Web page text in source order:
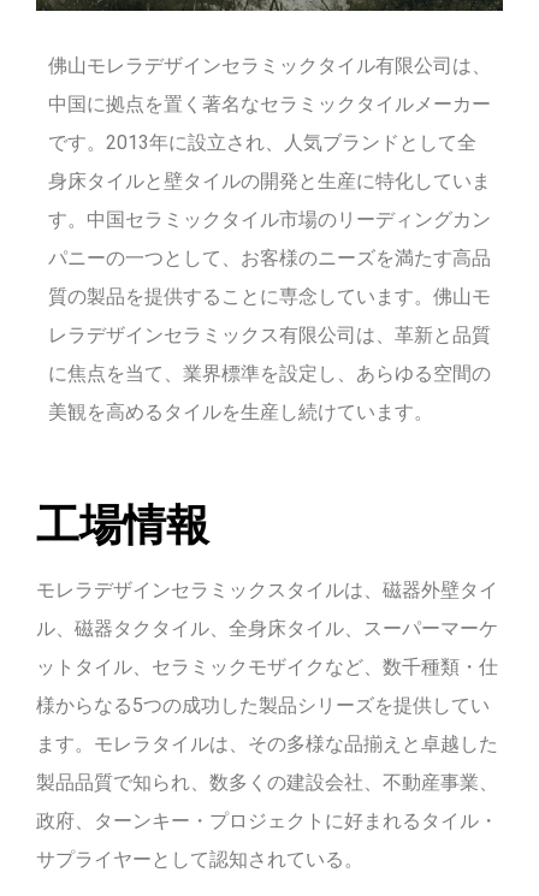
佛山モレラデザインセラミックタイル有限公司は、
中国に拠点を置く著名なセラミックタイルメーカー
です。2013年に設立され、人気ブランドとして全
身床タイルと壁タイルの開発と生産に特化していま
す。中国セラミックタイル市場のリーディングカン
パニーの一つとして、お客様のニーズを満たす高品
質の製品を提供することに専念しています。佛山モ
レラデザインセラミックス有限公司は、革新と品質
に焦点を当て、業界標準を設定し、あらゆる空間の
美観を高めるタイルを生産し続けています。
工場情報
モレラデザインセラミックスタイルは、磁器外壁タイ
ル、磁器タクタイル、全身床タイル、スーパーマーケ
ットタイル、セラミックモザイクなど、数千種類・仕
様からなる5つの成功した製品シリーズを提供してい
ます。モレラタイルは、その多様な品揃えと卓越した
製品品質で知られ、数多くの建設会社、不動産事業、
政府、ターンキー・プロジェクトに好まれるタイル・
サプライヤーとして認知されている。